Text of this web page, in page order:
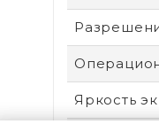
Яркость